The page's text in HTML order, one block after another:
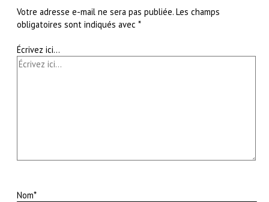
Votre adresse e-mail ne sera pas publiée. Les champs
obligatoires sont indiqués avec *
Écrivez ici…
Nom*